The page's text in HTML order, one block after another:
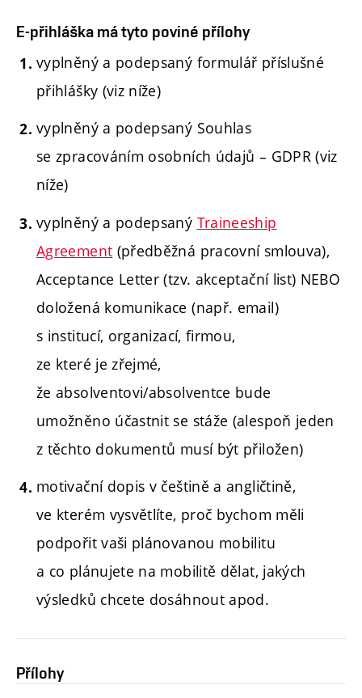
E-přihláška má tyto poviné přílohy
vyplněný a podepsaný formulář příslušné
přihlášky (viz níže)
vyplněný a podepsaný Souhlas
se zpracováním osobních údajů – GDPR (viz
níže)
vyplněný a podepsaný Traineeship
Agreement (předběžná pracovní smlouva),
Acceptance Letter (tzv. akceptační list) NEBO
doložená komunikace (např. email)
s institucí, organizací, firmou,
ze které je zřejmé,
že absolventovi/absolventce bude
umožněno účastnit se stáže (alespoň jeden
z těchto dokumentů musí být přiložen)
motivační dopis v češtině a angličtině,
ve kterém vysvětlíte, proč bychom měli
podpořit vaši plánovanou mobilitu
a co plánujete na mobilitě dělat, jakých
výsledků chcete dosáhnout apod.
Přílohy